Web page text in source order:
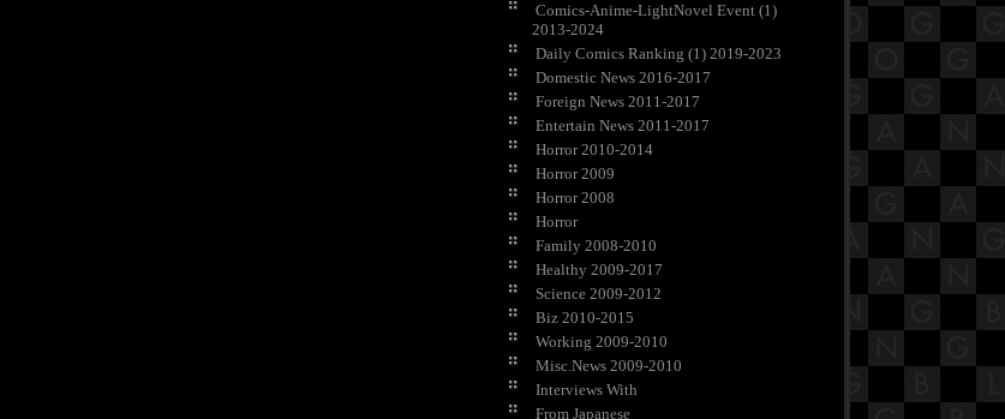
Comics-Anime-LightNovel Event (1)
2013-2024
Daily Comics Ranking (1) 2019-2023
Domestic News 2016-2017
Foreign News 2011-2017
Entertain News 2011-2017
Horror 2010-2014
Horror 2009
Horror 2008
Horror
Family 2008-2010
Healthy 2009-2017
Science 2009-2012
Biz 2010-2015
Working 2009-2010
Misc.News 2009-2010
Interviews With
From Japanese